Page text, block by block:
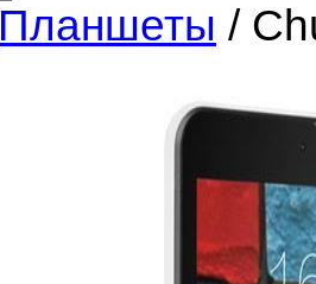
Планшеты /